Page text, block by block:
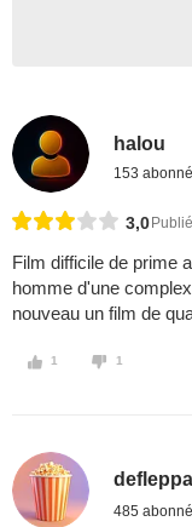
halou
153
3,0
Film difficile de prime
homme d'une
nouveau un film de
1 1
485